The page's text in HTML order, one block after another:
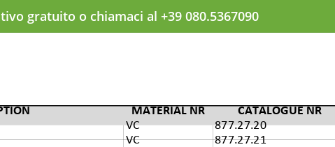
gratuito o chiamaci al +39 080.5367090
MATERIAL NR
CATALOGUE NR
VC
877.27.20
VC
877.27.21